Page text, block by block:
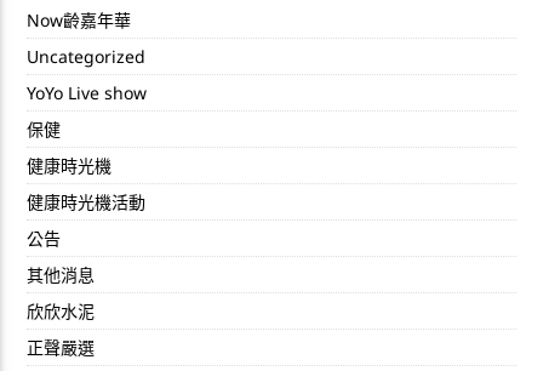
Now齡嘉年華
Uncategorized
YoYo Live show
保健
健康時光機
健康時光機活動
公告
其他消息
欣欣水泥
正聲嚴選